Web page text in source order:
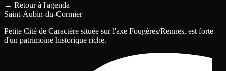
← Retour à l'agenda
Saint-Aubin-du-Cormier
Petite Cité de Caractère située sur l'axe Fougères/Rennes, est forte
d'un patrimoine historique riche.